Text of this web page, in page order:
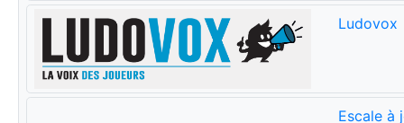
Ludovox
Escale à